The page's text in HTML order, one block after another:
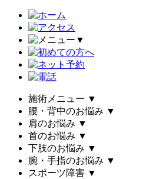
▼
施術メニュー ▼
腰・背中のお悩み ▼
肩のお悩み ▼
首のお悩み ▼
下肢のお悩み ▼
腕・手指のお悩み ▼
スポーツ障害 ▼